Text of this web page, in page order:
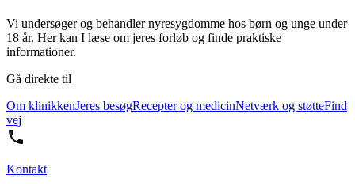
Vi undersøger og behandler nyresygdomme hos børn og unge under
18 år. Her kan I læse om jeres forløb og finde praktiske
informationer.
Gå direkte til
Om klinikkenJeres besøgRecepter og medicinNetværk og støtteFind
vej
Kontakt